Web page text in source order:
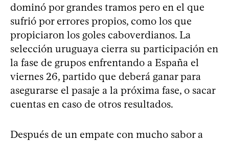
dominó por grandes tramos pero en el que
sufrió por errores propios, como los que
propiciaron los goles caboverdianos. La
selección uruguaya cierra su participación en
la fase de grupos enfrentando a España el
viernes 26, partido que deberá ganar para
asegurarse el pasaje a la próxima fase, o sacar
cuentas en caso de otros resultados.
Después de un empate con mucho sabor a